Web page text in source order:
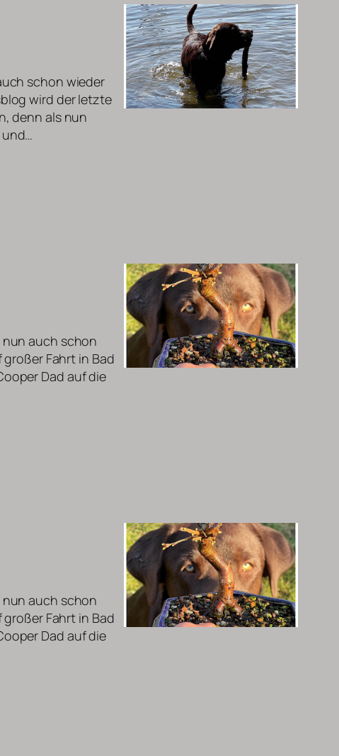
schon wieder
wird der letzte
denn als nun
und…
nun auch schon
Fahrt in Bad
Dad auf die
nun auch schon
Fahrt in Bad
Dad auf die